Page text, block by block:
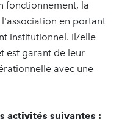
fonctionnement, la
en portant
institutionnel. Il/elle
est garant de leur
avec une
activités suivantes :